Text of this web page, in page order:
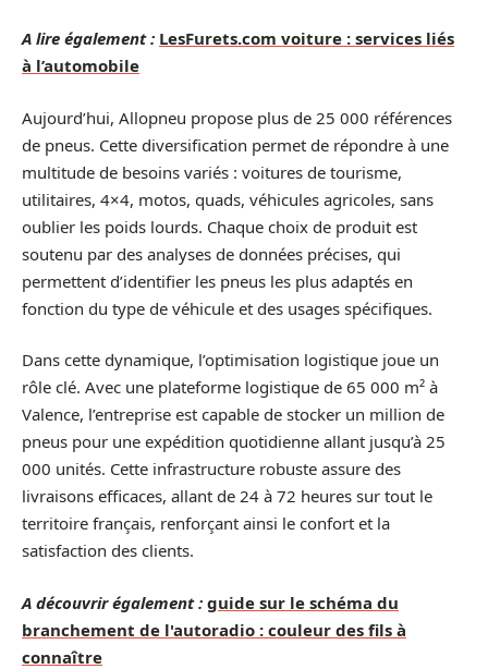
A lire également : LesFurets.com voiture : services liés
à l’automobile
Aujourd’hui, Allopneu propose plus de 25 000 références
de pneus. Cette diversification permet de répondre à une
multitude de besoins variés : voitures de tourisme,
utilitaires, 4×4, motos, quads, véhicules agricoles, sans
oublier les poids lourds. Chaque choix de produit est
soutenu par des analyses de données précises, qui
permettent d’identifier les pneus les plus adaptés en
fonction du type de véhicule et des usages spécifiques.
Dans cette dynamique, l’optimisation logistique joue un
rôle clé. Avec une plateforme logistique de 65 000 m² à
Valence, l’entreprise est capable de stocker un million de
pneus pour une expédition quotidienne allant jusqu’à 25
000 unités. Cette infrastructure robuste assure des
livraisons efficaces, allant de 24 à 72 heures sur tout le
territoire français, renforçant ainsi le confort et la
satisfaction des clients.
A découvrir également : guide sur le schéma du
branchement de l'autoradio : couleur des fils à
connaître